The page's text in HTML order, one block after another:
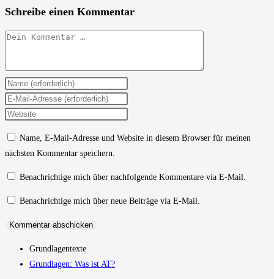
Schreibe einen Kommentar
Kommentar
Gib
deinen
Namen
Benutzernamen
Kommentieren
Gib
deine
zum
ein
Gib
ein
Name, E-Mail-Adresse und Website in diesem Browser für meinen
nächsten Kommentar speichern.
Benachrichtige mich über nachfolgende Kommentare via E-Mail.
Benachrichtige mich über neue Beiträge via E-Mail.
Grundlagentexte
Grundlagen: Was ist AT?